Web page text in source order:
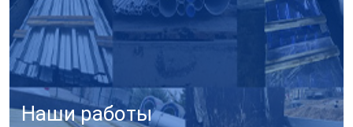
Наши работы